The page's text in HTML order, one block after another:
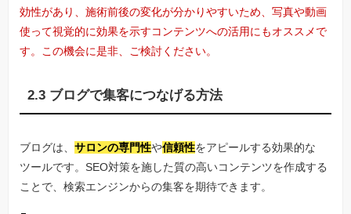
効性があり、施術前後の変化が分かりやすいため、写真や動画
使って視覚的に効果を示すコンテンツへの活用にもオススメで
す。この機会に是非、ご検討ください。
2.3 ブログで集客につなげる方法
ブログは、サロンの専門性や信頼性をアピールする効果的な
ツールです。SEO対策を施した質の高いコンテンツを作成する
ことで、検索エンジンからの集客を期待できます。